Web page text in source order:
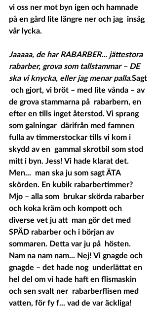
vi oss ner mot byn igen och hamnade
på en gård lite längre ner och jag  insåg
vår lycka.
Jaaaaa, de har RABARBER... jättestora
rabarber, grova som tallstammar – DE
ska vi knycka, eller jag menar palla.Sagt
och gjort, vi bröt – med lite vånda – av
de grova stammarna på  rabarbern, en
efter en tills inget återstod. Vi sprang
som galningar  därifrån med famnen
fulla av timmerstockar tills vi kom i
skydd av en  gammal skrotbil som stod
mitt i byn. Jess! Vi hade klarat det.
Men...  man ska ju som sagt ÄTA
skörden. En kubik rabarbertimmer?
Mjo – alla som  brukar skörda rabarber
och koka kräm och kompott och
diverse vet ju att  man gör det med
SPÄD rabarber och i början av
sommaren. Detta var ju på  hösten.
Nam na nam nam... Nej! Vi gnagde och
gnagde – det hade nog  underlättat en
hel del om vi hade haft en flismaskin
och sen svalt ner  rabarberflisen med
vatten, för fy f... vad de var äckliga!